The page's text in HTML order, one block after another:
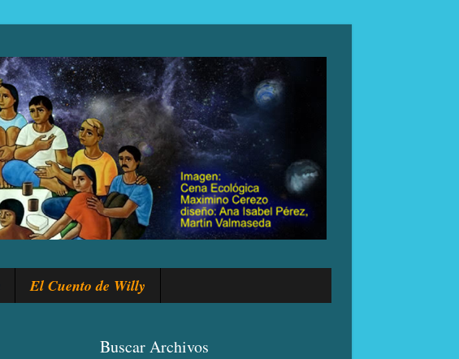
El Cuento de Willy
Buscar Archivos